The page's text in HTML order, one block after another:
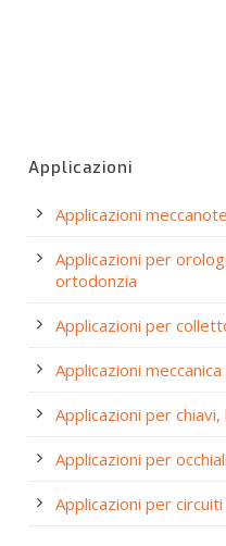
Applicazioni
Applicazioni
Applicazioni per
ortodonzia
Applicazioni per
Applicazioni
Applicazioni per
Applicazioni per
Applicazioni per